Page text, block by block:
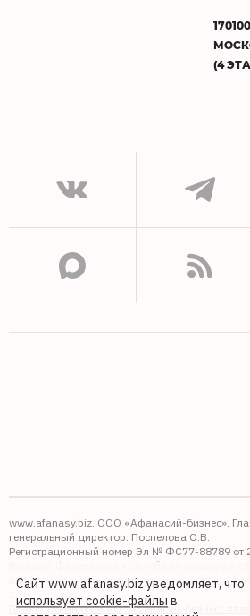
(4
www.afanasy.biz. ООО «Афанасий-бизнес».
генеральный директор: Поспелова О.В.
Регистрационный номер Эл № ФС77-88789 от
Выдано: Федеральная служба по надзору в
информационных технологий и массовых
Правопреемником АО "Афанасий-бизнес"
Сайт www.afanasy.biz уведомляет, что
использует cookie-файлы в